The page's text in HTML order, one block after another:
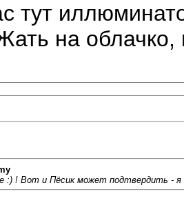
тут
на
:) ! Вот и Пёсик может подтвердить -